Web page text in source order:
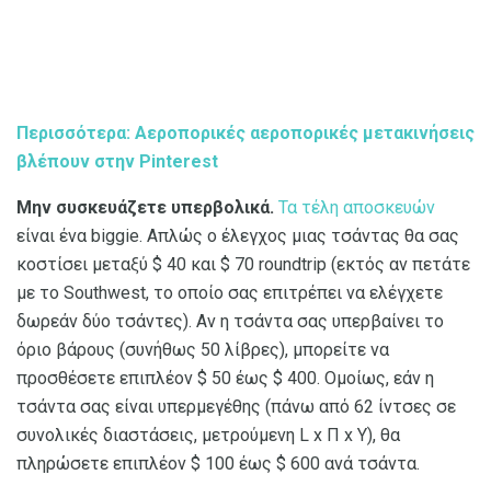
Περισσότερα: Αεροπορικές αεροπορικές μετακινήσεις
βλέπουν στην Pinterest
Μην συσκευάζετε υπερβολικά. Τα τέλη αποσκευών
είναι ένα biggie. Απλώς ο έλεγχος μιας τσάντας θα σας
κοστίσει μεταξύ $ 40 και $ 70 roundtrip (εκτός αν πετάτε
με το Southwest, το οποίο σας επιτρέπει να ελέγχετε
δωρεάν δύο τσάντες). Αν η τσάντα σας υπερβαίνει το
όριο βάρους (συνήθως 50 λίβρες), μπορείτε να
προσθέσετε επιπλέον $ 50 έως $ 400. Ομοίως, εάν η
τσάντα σας είναι υπερμεγέθης (πάνω από 62 ίντσες σε
συνολικές διαστάσεις, μετρούμενη L x Π x Υ), θα
πληρώσετε επιπλέον $ 100 έως $ 600 ανά τσάντα.